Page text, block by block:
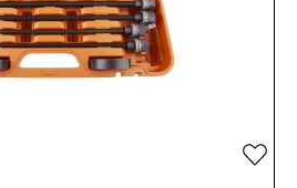
Zur